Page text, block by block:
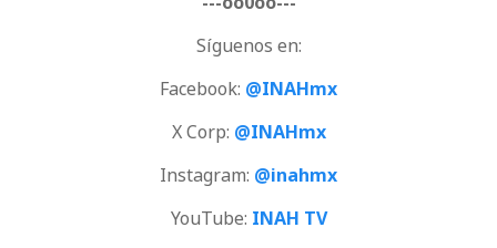
Síguenos en:
Facebook: @INAHmx
X Corp: @INAHmx
Instagram: @inahmx
YouTube: INAH TV